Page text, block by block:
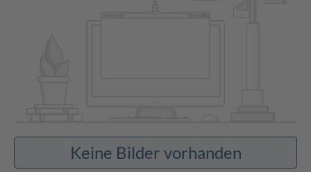
Keine Bilder vorhanden